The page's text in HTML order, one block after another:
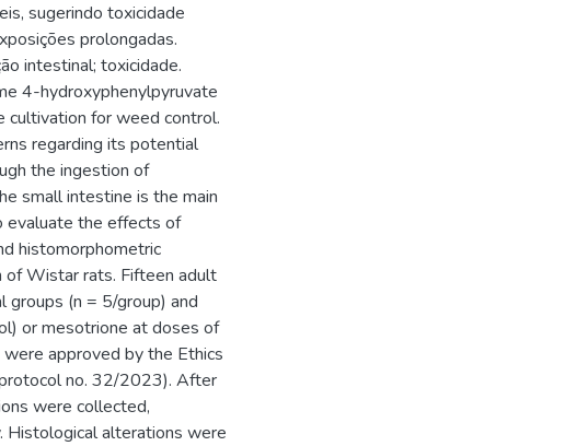
sugerindo toxicidade
prolongadas.
intestinal; toxicidade.
4-hydroxyphenylpyruvate
cultivation for weed control.
regarding its potential
the ingestion of
small intestine is the main
evaluate the effects of
histomorphometric
of Wistar rats. Fifteen adult
(n = 5/group) and
or mesotrione at doses of
approved by the Ethics
no. 32/2023). After
were collected,
Histological alterations were